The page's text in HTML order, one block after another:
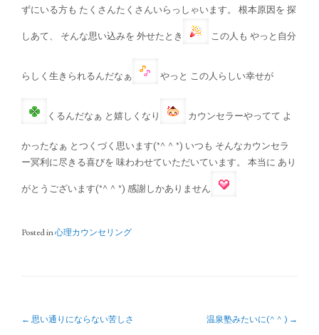
ずにいる方も たくさんたくさんいらっしゃいます。 根本原因を 探
しあて、 そんな思い込みを 外せたとき この人も やっと自分
らしく生きられるんだなぁ やっと この人らしい幸せが
くるんだなぁ と嬉しくなり カウンセラーやってて よ
かったなぁ とつくづく思います(*^^*) いつも そんなカウンセラ
ー冥利に尽きる喜びを 味わわせていただいています。 本当に あり
がとうございます(*^^*) 感謝しかありません
Posted in心理カウンセリング
P
← 思い通りにならない苦しさ 温泉塾みたいに(^^) →